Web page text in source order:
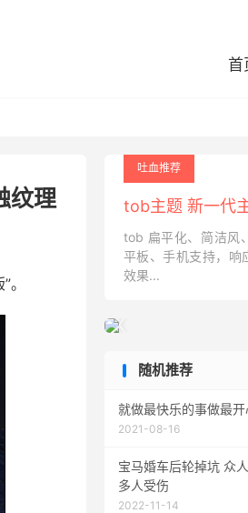
首
纹理
吐血推荐
tob主题 新一代
tob 扁平化、简洁风
平板、手机支持，响
效果...

随机推荐
就做最快乐的事做最
2021-08-16
宝马婚车后轮掉坑 众
多人受伤
2022-11-14